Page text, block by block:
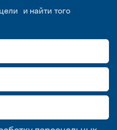
и найти того